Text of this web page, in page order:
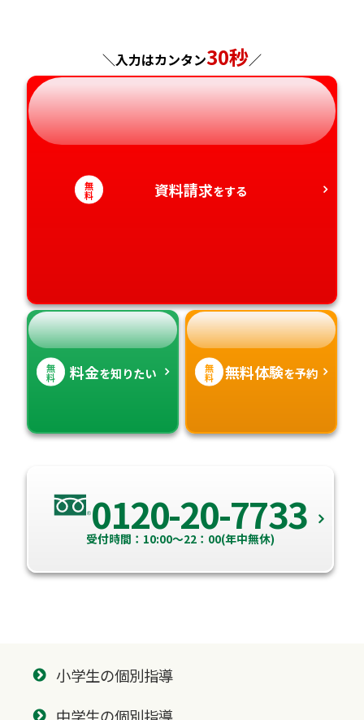
神奈川県
岐阜県
静岡県
愛知県
兵庫県
奈良県
和歌山県
広島県
山口県
徳島県
香川県
長崎県
熊本県
大分県
宮崎県
＼入力はカンタン30秒／
無
料 資料請求をする
無
料 料金を知りたい 無
料 無料体験を予約
0120-20-7733
受付時間：10:00～22：00(年中無休)
小学生の個別指導
中学生の個別指導